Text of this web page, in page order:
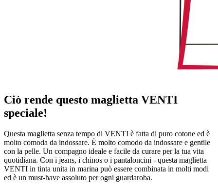
Ciò rende questo maglietta VENTI
speciale!
Questa maglietta senza tempo di VENTI è fatta di puro cotone ed è
molto comoda da indossare. È molto comodo da indossare e gentile
con la pelle. Un compagno ideale e facile da curare per la tua vita
quotidiana. Con i jeans, i chinos o i pantaloncini - questa maglietta
VENTI in tinta unita in marina può essere combinata in molti modi
ed è un must-have assoluto per ogni guardaroba.